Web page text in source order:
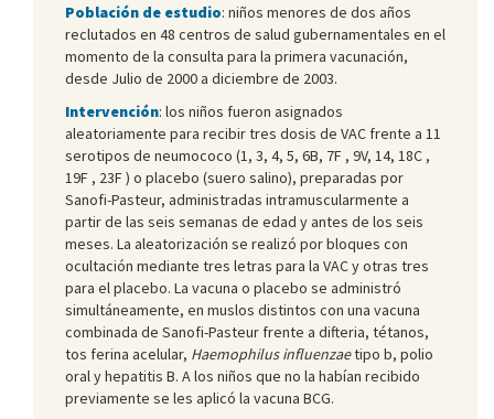
Población de estudio: niños menores de dos años
reclutados en 48 centros de salud gubernamentales en el
momento de la consulta para la primera vacunación,
desde Julio de 2000 a diciembre de 2003.
Intervención: los niños fueron asignados
aleatoriamente para recibir tres dosis de VAC frente a 11
serotipos de neumococo (1, 3, 4, 5, 6B, 7F , 9V, 14, 18C ,
19F , 23F ) o placebo (suero salino), preparadas por
Sanofi-Pasteur, administradas intramuscularmente a
partir de las seis semanas de edad y antes de los seis
meses. La aleatorización se realizó por bloques con
ocultación mediante tres letras para la VAC y otras tres
para el placebo. La vacuna o placebo se administró
simultáneamente, en muslos distintos con una vacuna
combinada de Sanofi-Pasteur frente a difteria, tétanos,
tos ferina acelular, Haemophilus influenzaetipo b, polio
oral y hepatitis B. A los niños que no la habían recibido
previamente se les aplicó la vacuna BCG.